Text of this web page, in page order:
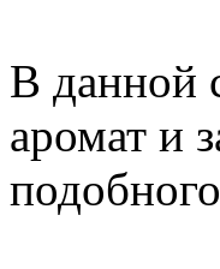
В данной
аромат и